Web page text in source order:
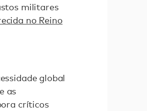
militares
no Reino
global
e as
críticos